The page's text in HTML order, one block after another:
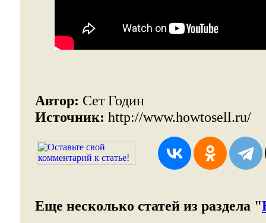
Автор: Сет Годин
Источник: http://www.howtosell.ru/
Еще несколько статей из раздела "